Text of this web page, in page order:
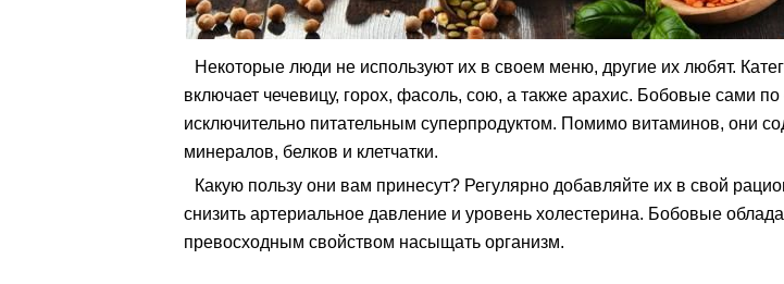
Некоторые люди не используют их в своем меню, другие их любят.
включает чечевицу, горох, фасоль, сою, а также арахис. Бобовые сами
исключительно питательным суперпродуктом. Помимо витаминов, они
минералов, белков и клетчатки.
Какую пользу они вам принесут? Регулярно добавляйте их в свой
снизить артериальное давление и уровень холестерина. Бобовые
превосходным свойством насыщать организм.